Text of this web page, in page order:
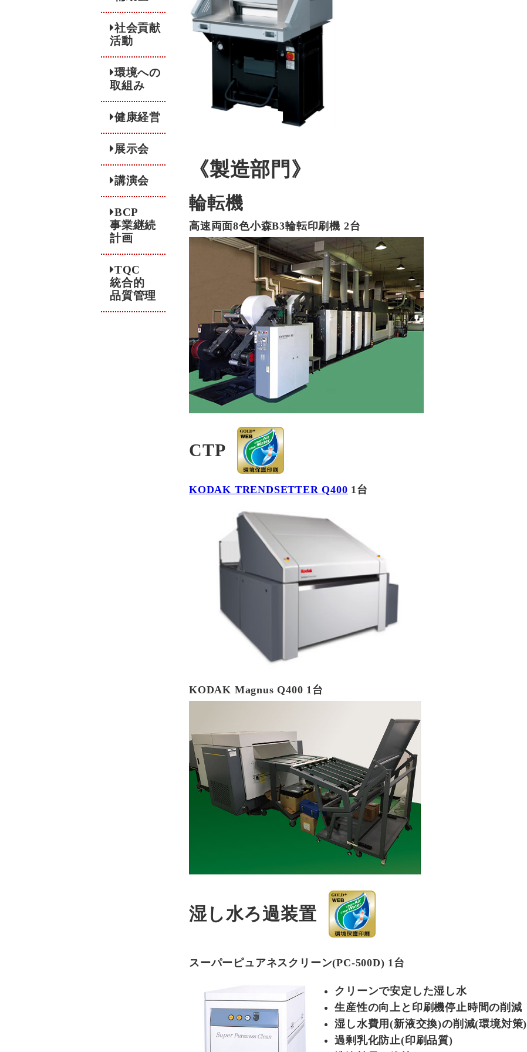
社会貢献
活動
環境への
取組み
健康経営
展示会
講演会
BCP
事業継続
計画
TQC
統合的
品質管理
《製造部門》
輪転機
高速両面8色小森B3輪転印刷機 2台
CTP
KODAK TRENDSETTER Q400 1台
KODAK Magnus Q400 1台
湿し水ろ過装置
スーパーピュアネスクリーン(PC-500D) 1台
クリーンで安定した湿し水
生産性の向上と印刷機停止時間の削減
湿し水費用(新液交換)の削減(環境対策)
過剰乳化防止(印刷品質)